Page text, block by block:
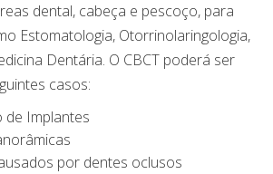
dental, cabeça e pescoço, para
Estomatologia, Otorrinolaringologia,
Dentária. O CBCT poderá ser
casos:
de Implantes
por dentes oclusos